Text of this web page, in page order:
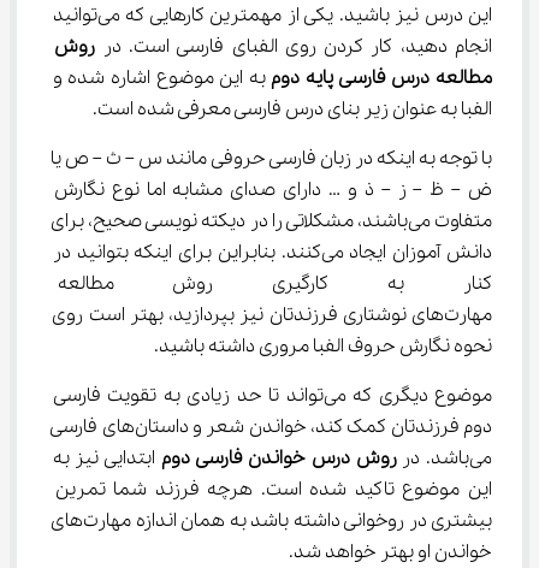
این درس نیز باشید. یکی از مهمترین کارهایی که می‌توانید
انجام دهید، کار کردن روی الفبای فارسی است. در روش
مطالعه درس فارسی پایه دوم به این موضوع اشاره شده و
الفبا به عنوان زیر بنای درس فارسی معرفی شده است.
با توجه به اینکه در زبان فارسی حروفی مانند س – ث – ص یا
ض – ظ – ز – ذ و … دارای صدای مشابه اما نوع نگارش
متفاوت می‌باشند، مشکلاتی را در دیکته نویسی صحیح، برای
دانش آموزان ایجاد می‌کنند. بنابراین برای اینکه بتوانید در
کنار به کارگیری روش مطالعه
مهارت‌های نوشتاری فرزندتان نیز بپردازید، بهتر است روی
نحوه نگارش حروف الفبا مروری داشته باشید.
موضوع دیگری که می‌تواند تا حد زیادی به تقویت فارسی
دوم فرزندتان کمک کند، خواندن شعر و داستان‌های فارسی
می‌باشد. در
روش درس خواندن فارسی دوم ابتدایی نیز به
این موضوع تاکید شده است. هرچه فرزند شما تمرین
بیشتری در روخوانی داشته باشد به همان اندازه مهارت‌های
خواندن او بهتر خواهد شد.